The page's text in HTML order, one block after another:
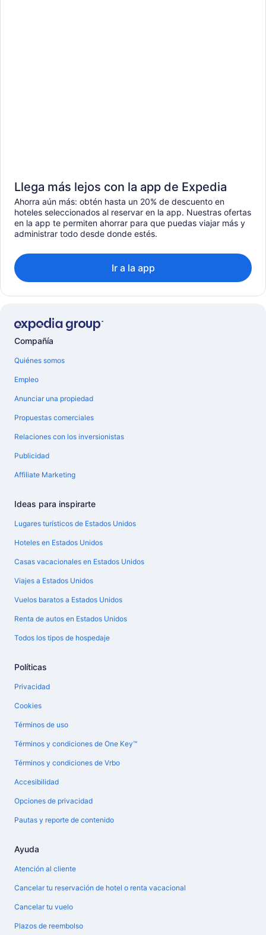
Llega más lejos con la app de Expedia
Ahorra aún más: obtén hasta un 20% de descuento en
hoteles seleccionados al reservar en la app. Nuestras ofertas
en la app te permiten ahorrar para que puedas viajar más y
administrar todo desde donde estés.
Ir a la app
Compañía
Quiénes somos
Empleo
Anunciar una propiedad
Propuestas comerciales
Relaciones con los inversionistas
Publicidad
Affiliate Marketing
Ideas para inspirarte
Lugares turísticos de Estados Unidos
Hoteles en Estados Unidos
Casas vacacionales en Estados Unidos
Viajes a Estados Unidos
Vuelos baratos a Estados Unidos
Renta de autos en Estados Unidos
Todos los tipos de hospedaje
Políticas
Privacidad
Cookies
Términos de uso
Términos y condiciones de One Key™
Términos y condiciones de Vrbo
Accesibilidad
Opciones de privacidad
Pautas y reporte de contenido
Ayuda
Atención al cliente
Cancelar tu reservación de hotel o renta vacacional
Cancelar tu vuelo
Plazos de reembolso